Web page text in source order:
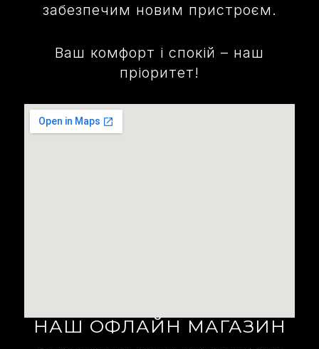
забезпечим новим пристроєм.
Ваш комфорт і спокій – наш
пріоритет!
НАШ ОФЛАЙН МАГАЗИН